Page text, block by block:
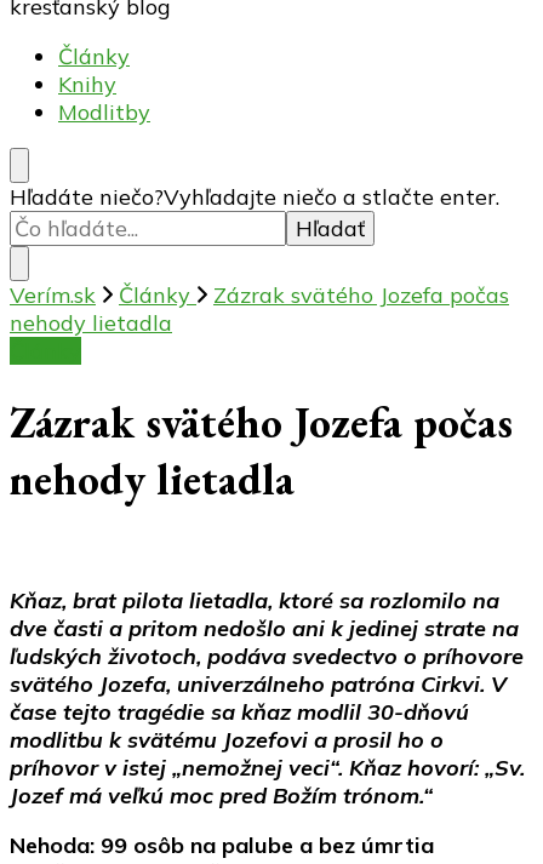
kresťanský blog
Články
Knihy
Modlitby
Hľadáte niečo?Vyhľadajte niečo a stlačte enter.
Verím.sk Články
Zázrak svätého Jozefa počas
nehody lietadla
Zázrak svätého Jozefa počas
nehody lietadla
Kňaz, brat pilota lietadla, ktoré sa rozlomilo na
dve časti a pritom nedošlo ani k jedinej strate na
ľudských životoch, podáva svedectvo o príhovore
svätého Jozefa, univerzálneho patróna Cirkvi. V
čase tejto tragédie sa kňaz modlil 30-dňovú
modlitbu k svätému Jozefovi a prosil ho o
príhovor v istej „nemožnej veci“. Kňaz hovorí: „Sv.
Jozef má veľkú moc pred Božím trónom.“
Nehoda: 99 osôb na palube a bez úmrtia